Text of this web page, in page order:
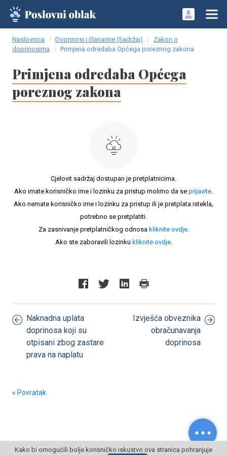
Naslovnica Doprinosi i članarine (Sadržaj)
Zakon o
doprinosima
Primjena odredaba Općega poreznog zakona
Primjena odredaba Općega
poreznog zakona
Cjelovit sadržaj dostupan je pretplatnicima.
Ako imate korisničko ime i lozinku za pristup molimo da se prijavite.
Ako nemate korisničko ime i lozinku za pristup ili je pretplata istekla,
potrebno se pretplatiti.
Za zasnivanje pretplatničkog odnosa kliknite ovdje.
Ako ste zaboravili lozinku kliknite ovdje.
Naknadna uplata
doprinosa koji su
otpisani zbog zastare
prava na naplatu
Izvješća obveznika
obračunavanja
doprinosa
« Povratak
Kako bi omogućili bolje korisničko iskustvo ova stranica pohranjuje